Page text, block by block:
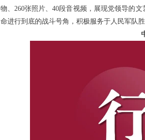
物、260张照片、40段音视频，展现党领导的
命进行到底的战斗号角，积极服务于人民军队